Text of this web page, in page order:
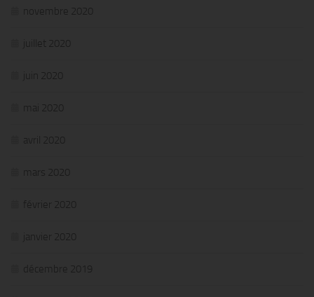
novembre 2020
juillet 2020
juin 2020
mai 2020
avril 2020
mars 2020
février 2020
janvier 2020
décembre 2019